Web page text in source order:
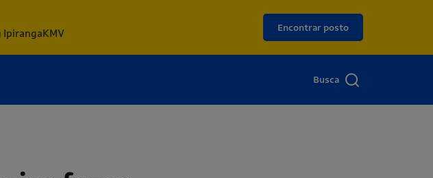
IpirangaKMV Encontrar posto
Busca